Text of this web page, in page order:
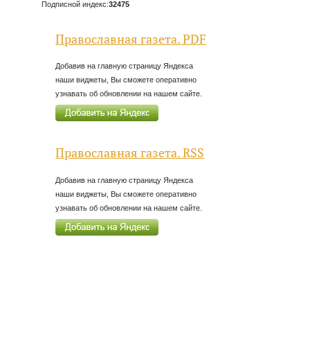
Подписной индекс:32475
Православная газета. PDF
Добавив на главную страницу Яндекса
наши виджеты, Вы сможете оперативно
узнавать об обновлении на нашем сайте.
Православная газета. RSS
Добавив на главную страницу Яндекса
наши виджеты, Вы сможете оперативно
узнавать об обновлении на нашем сайте.